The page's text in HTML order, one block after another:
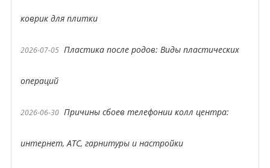
коврик для плитки
2026-07-05 Пластика после родов: Виды пластических
операций
2026-06-30 Причины сбоев телефонии колл центра:
интернет, АТС, гарнитуры и настройки